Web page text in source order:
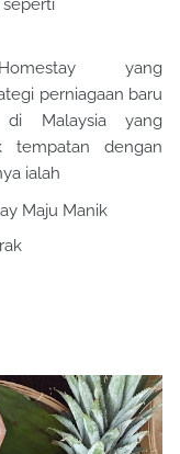
seperti
yang
perniagaan baru
Malaysia yang
tempatan dengan
ialah
Maju Manik